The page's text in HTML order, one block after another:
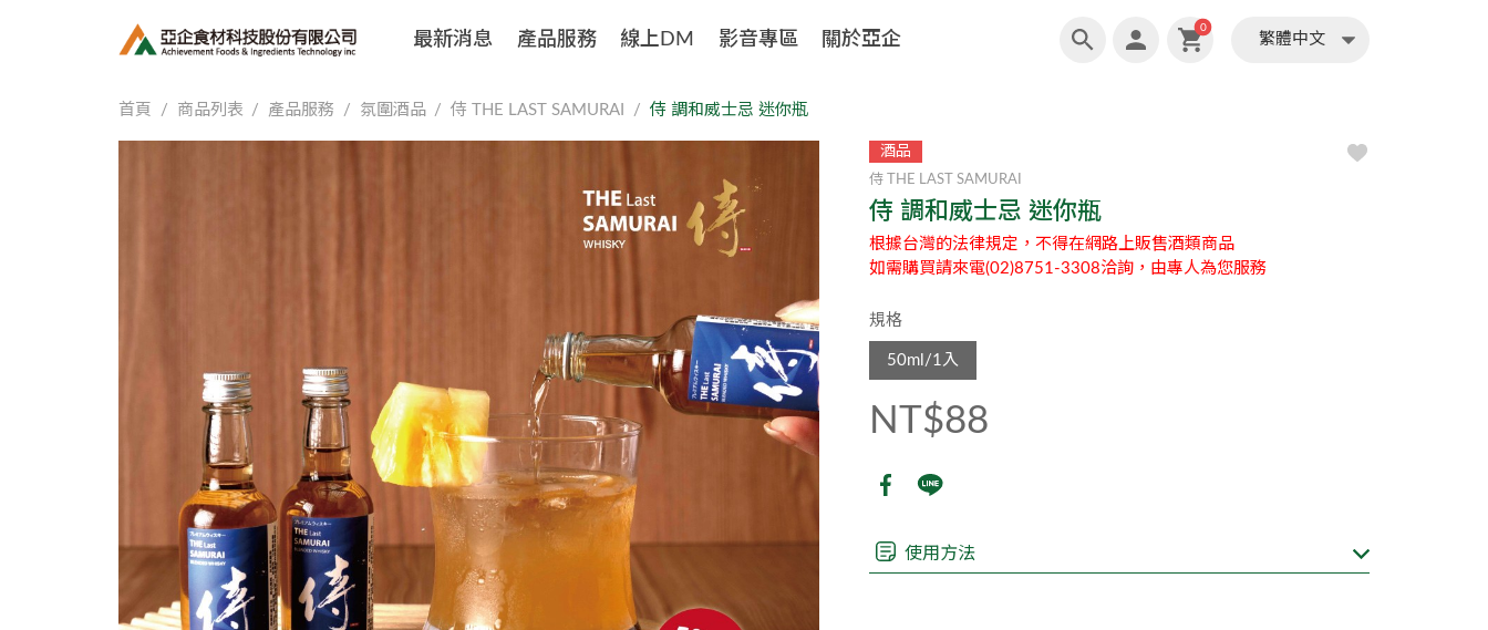
最新消息 產品服務 線上DM 影音專區 關於亞企
0
繁體中文
首頁 商品列表 產品服務 氛圍酒品 侍 THE LAST SAMURAI 侍 調和威士忌 迷你瓶
酒品
侍 THE LAST SAMURAI
侍 調和威士忌 迷你瓶
根據台灣的法律規定，不得在網路上販售酒類商品
如需購買請來電(02)8751-3308洽詢，由專人為您服務
規格
50ml/1入
NT$88
使用方法